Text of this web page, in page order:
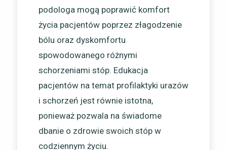
podologa mogą poprawić komfort
życia pacjentów poprzez złagodzenie
bólu oraz dyskomfortu
spowodowanego różnymi
schorzeniami stóp. Edukacja
pacjentów na temat profilaktyki urazów
i schorzeń jest równie istotna,
ponieważ pozwala na świadome
dbanie o zdrowie swoich stóp w
codziennym życiu.